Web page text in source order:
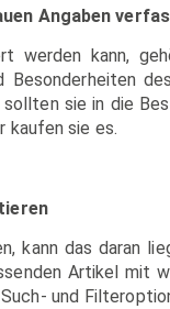
Angaben
werden kann,
sie in die
kaufen sie es.
kann das daran
Artikel mit
und